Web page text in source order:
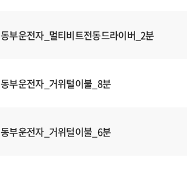
동부운전자_멀티비트전동드라이버_2분
동부운전자_거위털이불_8분
동부운전자_거위털이불_6분